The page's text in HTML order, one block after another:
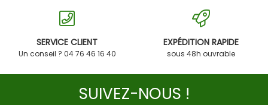
SERVICE CLIENT
Un conseil ? 04 76 46 16 40
EXPÉDITION RAPIDE
sous 48h ouvrable
SUIVEZ-NOUS !